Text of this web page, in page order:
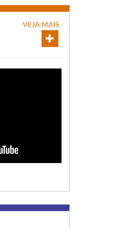
VEJA MAIS